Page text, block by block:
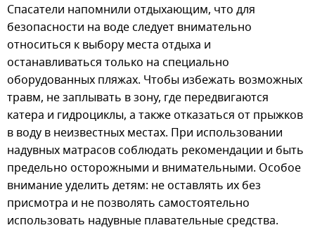
Спасатели напомнили отдыхающим, что для
безопасности на воде следует внимательно
относиться к выбору места отдыха и
останавливаться только на специально
оборудованных пляжах. Чтобы избежать возможных
травм, не заплывать в зону, где передвигаются
катера и гидроциклы, а также отказаться от прыжков
в воду в неизвестных местах. При использовании
надувных матрасов соблюдать рекомендации и быть
предельно осторожными и внимательными. Особое
внимание уделить детям: не оставлять их без
присмотра и не позволять самостоятельно
использовать надувные плавательные средства.